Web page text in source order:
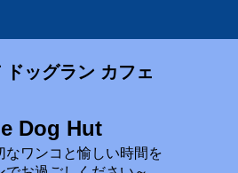
ッグラン カフェ
Dog Hut
なワンコと愉しい時間を